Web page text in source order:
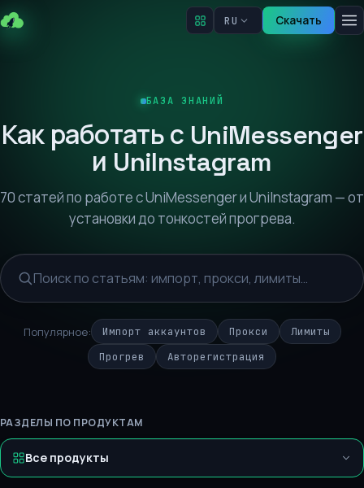
RU Скачать
БАЗА ЗНАНИЙ
Как работать с UniMessenger
и UniInstagram
70 статей по работе с UniMessenger и UniInstagram — от
установки до тонкостей прогрева.
Популярное: Импорт аккаунтов Прокси
Лимиты
Прогрев
Авторегистрация
РАЗДЕЛЫ ПО ПРОДУКТАМ
Все продукты